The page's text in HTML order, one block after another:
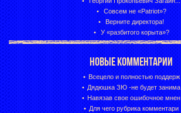
Совсем не «Patriot»?
Верните директора!
У «разбитого корыта»?
НОВЫЕ КОММЕНТАРИИ
Всецело и полностью поддерж
Дядюшка ЗЮ -не будет занима
Навязав свое ошибочное мнен
Для чего рубрика комментари